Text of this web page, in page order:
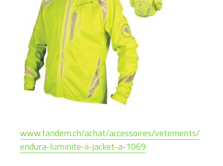
www.tandem.ch/achat/accessoires/vetements/
endura-luminite-ii-jacket-a-1069